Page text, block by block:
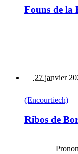
Founs de la
27 janvier
(Encourtiech)
Ribos de